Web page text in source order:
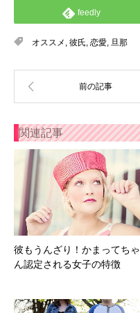
feedly
オススメ 彼氏 恋愛 旦那
関連記事
彼もうんざり！かまってちゃ
ん認定される女子の特徴